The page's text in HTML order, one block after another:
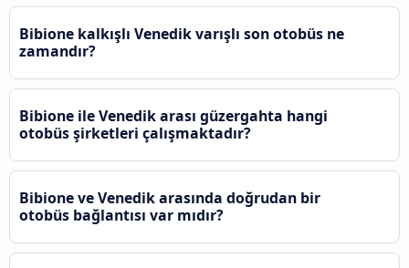
Bibione kalkışlı Venedik varışlı son otobüs ne
zamandır?
Bibione ile Venedik arası güzergahta hangi
otobüs şirketleri çalışmaktadır?
Bibione ve Venedik arasında doğrudan bir
otobüs bağlantısı var mıdır?